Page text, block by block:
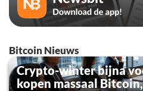
Bitcoin Nieuws
Crypto-winter bijna
kopen massaal